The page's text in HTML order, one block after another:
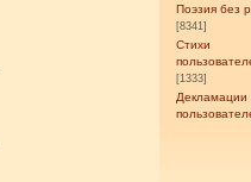
Поэзия без
[8341]
Стихи
[1333]
Декламации